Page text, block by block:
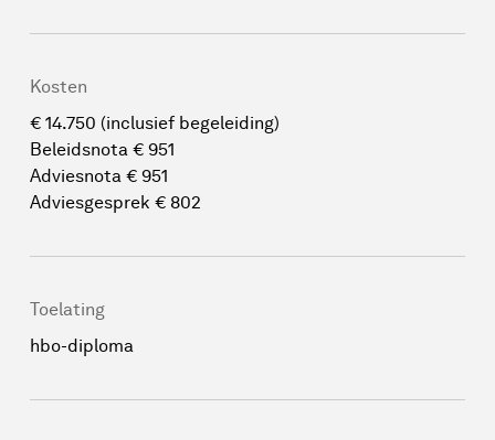
Kosten
€ 14.750 (inclusief begeleiding)
Beleidsnota € 951
Adviesnota € 951
Adviesgesprek € 802
Toelating
hbo-diploma